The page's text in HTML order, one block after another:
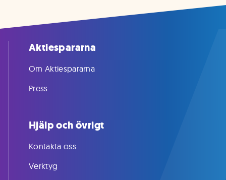
Aktiespararna
Om Aktiespararna
Press
Hjälp och övrigt
Kontakta oss
Verktyg